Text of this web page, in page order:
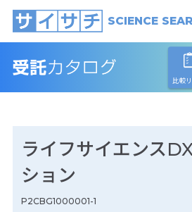
SCIENCE
比較
ライフサイエンス
ション
P2CBG1000001-1